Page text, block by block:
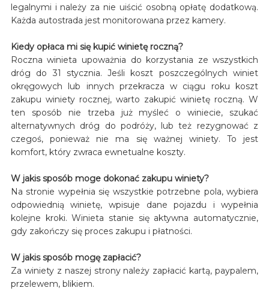
legalnymi i należy za nie uiścić osobną opłatę dodatkową.
Każda autostrada jest monitorowana przez kamery.
Kiedy opłaca mi się kupić winietę roczną?
Roczna winieta upoważnia do korzystania ze wszystkich
dróg do 31 stycznia. Jeśli koszt poszczególnych winiet
okręgowych lub innych przekracza w ciągu roku koszt
zakupu winiety rocznej, warto zakupić winietę roczną. W
ten sposób nie trzeba już myśleć o winiecie, szukać
alternatywnych dróg do podróży, lub też rezygnować z
czegoś, ponieważ nie ma się ważnej winiety. To jest
komfort, który zwraca ewnetualne koszty.
W jakis sposób moge dokonać zakupu winiety?
Na stronie wypełnia się wszystkie potrzebne pola, wybiera
odpowiednią winietę, wpisuje dane pojazdu i wypełnia
kolejne kroki. Winieta stanie się aktywna automatycznie,
gdy zakończy się proces zakupu i płatności.
W jakis sposób mogę zapłacić?
Za winiety z naszej strony należy zapłacić kartą, paypalem,
przelewem, blikiem.